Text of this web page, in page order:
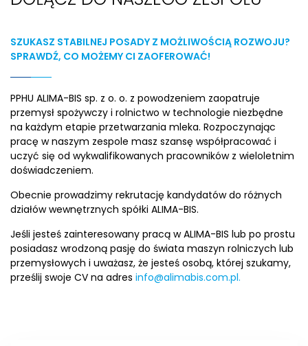
SZUKASZ STABILNEJ POSADY Z MOŻLIWOŚCIĄ ROZWOJU?
SPRAWDŹ, CO MOŻEMY CI ZAOFEROWAĆ!
PPHU ALIMA-BIS sp. z o. o. z powodzeniem zaopatruje
przemysł spożywczy i rolnictwo w technologie niezbędne
na każdym etapie przetwarzania mleka. Rozpoczynając
pracę w naszym zespole masz szansę współpracować i
uczyć się od wykwalifikowanych pracowników z wieloletnim
doświadczeniem.
Obecnie prowadzimy rekrutację kandydatów do różnych
działów wewnętrznych spółki ALIMA-BIS.
Jeśli jesteś zainteresowany pracą w ALIMA-BIS lub po prostu
posiadasz wrodzoną pasję do świata maszyn rolniczych lub
przemysłowych i uważasz, że jesteś osobą, której szukamy,
prześlij swoje CV na adres info@alimabis.com.pl.